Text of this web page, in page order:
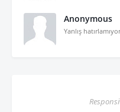
Anonymous
Yanlış